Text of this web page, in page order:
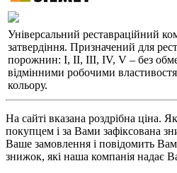
Універсальний реставраційний
затвердіння. Призначений для
порожнин: I, II, III, IV, V – без
відмінними робочими
кольору.
На сайті вказана роздрібна
покупцем і за Вами зафіксована
Ваше замовлення і повідомить
знижок, які наша компанія надає